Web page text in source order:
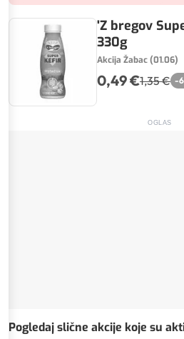
'Z bregov
330g
Akcija Žabac (01.06)
0,49 €1,35 € -
OGLAS
Pogledaj slične akcije koje su